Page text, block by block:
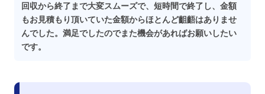
回収から終了まで大変スムーズで、短時間で終了し、金額
もお見積もり頂いていた金額からほとんど齟齬はありませ
んでした。満足でしたのでまた機会があればお願いしたい
です。